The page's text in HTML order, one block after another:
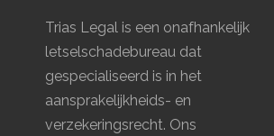
Trias Legal is een onafhankelijk
letselschadebureau dat
gespecialiseerd is in het
aansprakelijkheids- en
verzekeringsrecht. Ons